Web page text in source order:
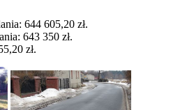
644 605,20 zł.
643 350 zł.
zł.